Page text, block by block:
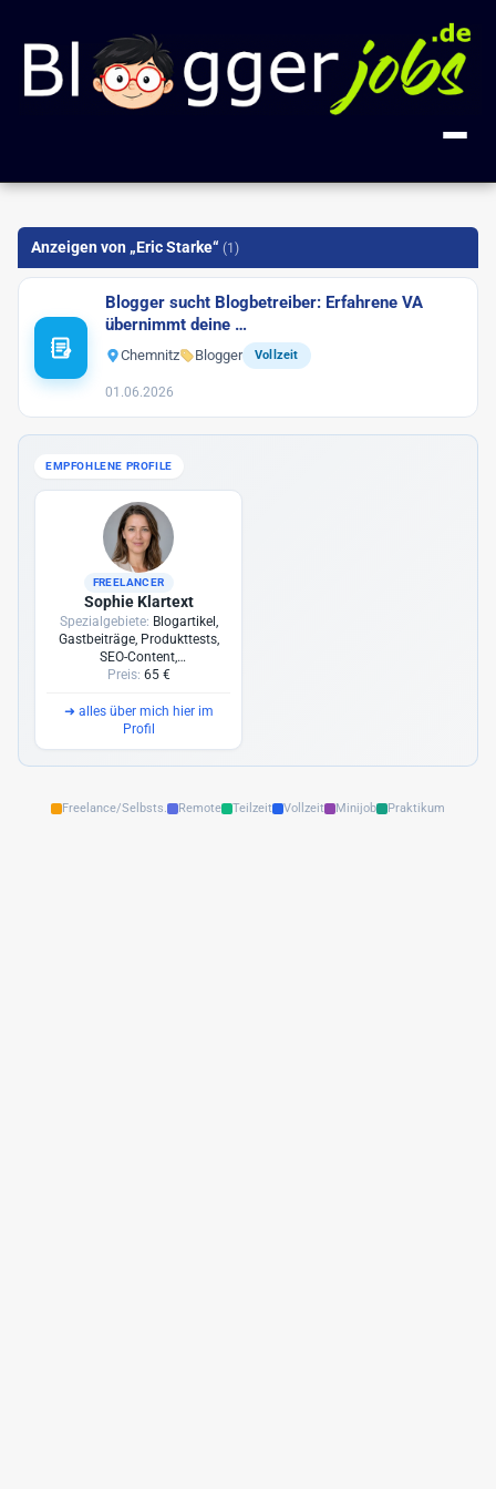
Kategorien
Blogger
Blog-Entwicklung
Gastautor
Influencer
Blogger bieten
Blog Markt
Vlogger
FAQ
Über uns
Impressum
Anzeigen von „Eric Starke“ (1)
Blogger sucht Blogbetreiber: Erfahrene VA
übernimmt deine …
Chemnitz Blogger Vollzeit
01.06.2026
EMPFOHLENE PROFILE
FREELANCER
Sophie Klartext
Spezialgebiete: Blogartikel,
Gastbeiträge, Produkttests,
SEO-Content,
Redaktionsplanung
Preis: 65 €
➜ alles über mich hier im
Profil
Freelance/Selbsts. Remote Teilzeit Vollzeit Minijob Praktikum